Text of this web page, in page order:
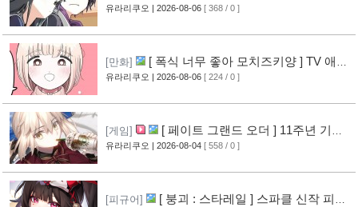
표지 공개
[7]
유라리쿠오 | 2026-08-06 [ 368 / 0 ]
[만화]
[ 폭식 너무 좋아 모치즈키양 ] TV 애니
메이션화 결정 [7]
유라리쿠오 | 2026-08-06 [ 224 / 0 ]
[게임]
[ 페이트 그랜드 오더 ] 11주년 기념
영상 공개
[7]
유라리쿠오 | 2026-08-04 [ 558 / 0 ]
[피규어]
[ 붕괴 : 스타레일 ] 스파클 신작 피규